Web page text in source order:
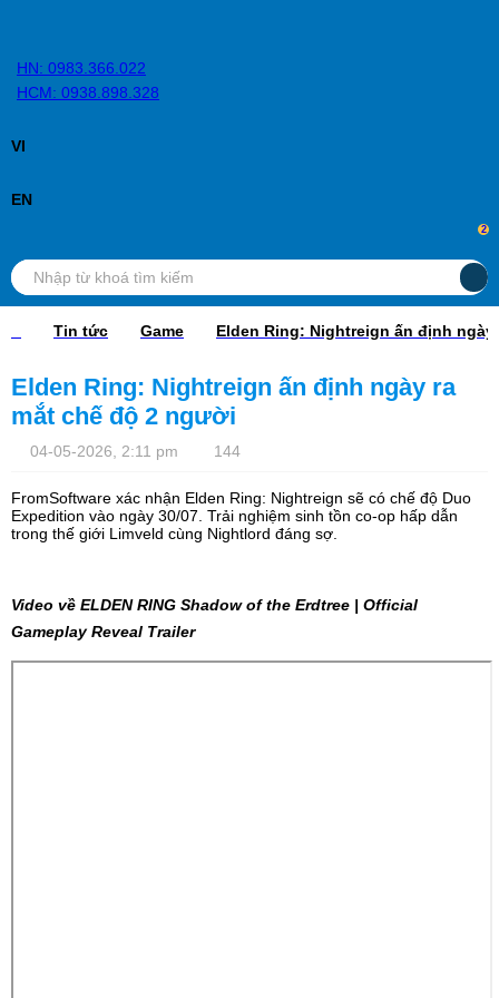
HN: 0983.366.022
HCM: 0938.898.328
VI
EN
2
Tin tức Game Elden Ring: Nightreign ấn định ngày
Elden Ring: Nightreign ấn định ngày ra mắt
chế độ 2 người
04-05-2026, 2:11 pm 144
FromSoftware xác nhận Elden Ring: Nightreign sẽ có chế độ Duo
Expedition vào ngày 30/07. Trải nghiệm sinh tồn co-op hấp dẫn
trong thế giới Limveld cùng Nightlord đáng sợ.
Video về ELDEN RING Shadow of the Erdtree | Official Gameplay
Reveal Trailer